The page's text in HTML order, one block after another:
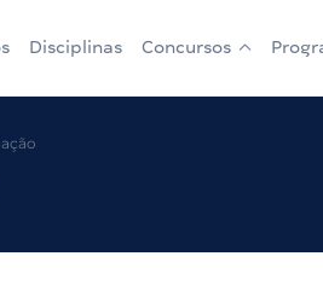
Disciplinas Concursos